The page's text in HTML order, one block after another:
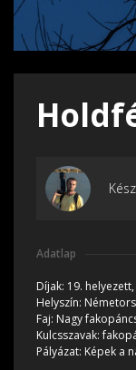
Adatlap
Díjak: 19.
Helyszín:
Faj: Nagy
Kulcsszavak:
Pályázat: Képek a